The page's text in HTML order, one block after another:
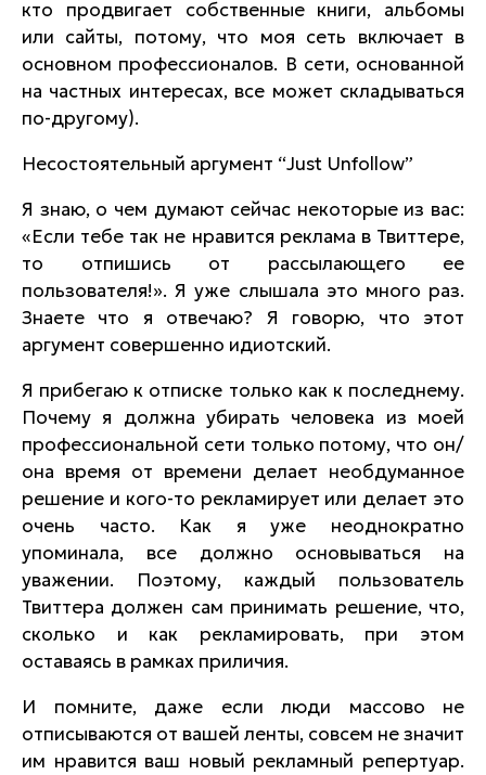
кто продвигает собственные книги, альбомы
или сайты, потому, что моя сеть включает в
основном профессионалов. В сети, основанной
на частных интересах, все может складываться
по-другому).
Несостоятельный аргумент “Just Unfollow”
Я знаю, о чем думают сейчас некоторые из вас:
«Если тебе так не нравится реклама в Твиттере,
то отпишись от рассылающего ее
пользователя!». Я уже слышала это много раз.
Знаете что я отвечаю? Я говорю, что этот
аргумент совершенно идиотский.
Я прибегаю к отписке только как к последнему.
Почему я должна убирать человека из моей
профессиональной сети только потому, что он/
она время от времени делает необдуманное
решение и кого-то рекламирует или делает это
очень часто. Как я уже неоднократно
упоминала, все должно основываться на
уважении. Поэтому, каждый пользователь
Твиттера должен сам принимать решение, что,
сколько и как рекламировать, при этом
оставаясь в рамках приличия.
И помните, даже если люди массово не
отписываются от вашей ленты, совсем не значит
им нравится ваш новый рекламный репертуар.